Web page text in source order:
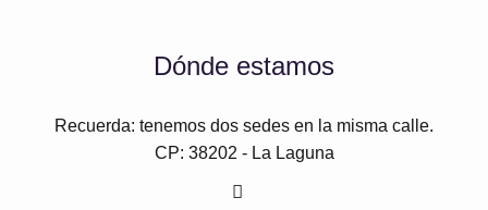
Dónde estamos
Recuerda: tenemos dos sedes en la misma calle.
CP: 38202 - La Laguna